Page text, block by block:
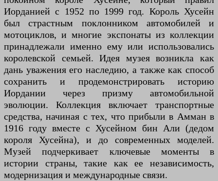
Иорданией с 1952 по 1999 год. Король Хусейн
был страстным поклонником автомобилей и
мотоциклов, и многие экспонаты из коллекции
принадлежали именно ему или использовались
королевской семьей. Идея музея возникла как
дань уважения его наследию, а также как способ
сохранить и продемонстрировать историю
Иордании через призму автомобильной
эволюции. Коллекция включает транспортные
средства, начиная с тех, что прибыли в Амман в
1916 году вместе с Хусейном бин Али (дедом
короля Хусейна), и до современных моделей.
Музей подчеркивает ключевые моменты в
истории страны, такие как ее независимость,
модернизация и международные связи.